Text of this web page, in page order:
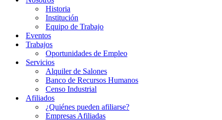
Historia
Institución
Equipo de Trabajo
Eventos
Trabajos
Oportunidades de Empleo
Servicios
Alquiler de Salones
Banco de Recursos Humanos
Censo Industrial
Afiliados
¿Quiénes pueden afiliarse?
Empresas Afiliadas